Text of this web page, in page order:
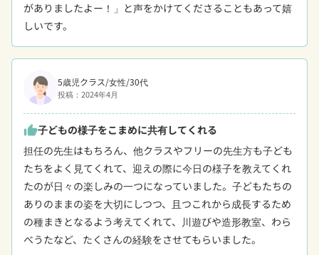
がありましたよー！」と声をかけてくださることもあって嬉
しいです。
5歳児クラス/女性/30代
投稿：2024年4月
thumb_up子どもの様子をこまめに共有してくれる
担任の先生はもちろん、他クラスやフリーの先生方も子ども
たちをよく見てくれて、迎えの際に今日の様子を教えてくれ
たのが日々の楽しみの一つになっていました。子どもたちの
ありのままの姿を大切にしつつ、且つこれから成長するため
の種まきとなるよう考えてくれて、川遊びや造形教室、わら
べうたなど、たくさんの経験をさせてもらいました。